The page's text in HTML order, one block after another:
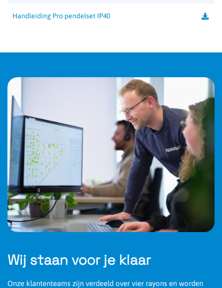
Handleiding Pro pendelset IP40
Wij staan voor je klaar
Onze klantenteams zijn verdeeld over vier rayons en worden